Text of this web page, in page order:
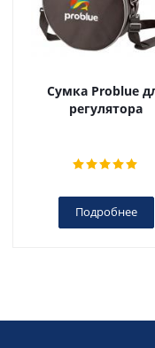
Сумка Problue
регулятора
Подробнее